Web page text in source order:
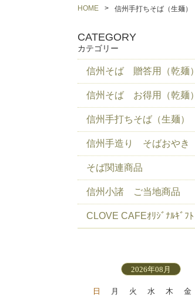
HOME 信州手打ちそば（生麺）
CATEGORY
カテゴリー
信州そば 贈答用（乾麺）
信州そば お得用（乾麺）
信州手打ちそば（生麺）
信州手造り そばおやき
そば関連商品
信州小諸 ご当地商品
CLOVE CAFEｵﾘｼﾞﾅﾙｷﾞﾌﾄ
2026年08月
日 月 火 水 木 金